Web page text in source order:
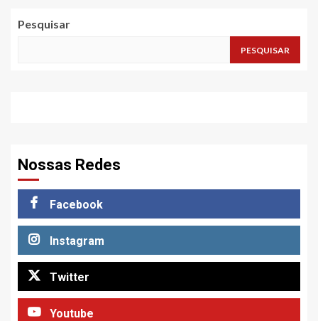
posts
Pesquisar
PESQUISAR
Nossas Redes
Facebook
Instagram
Twitter
Youtube